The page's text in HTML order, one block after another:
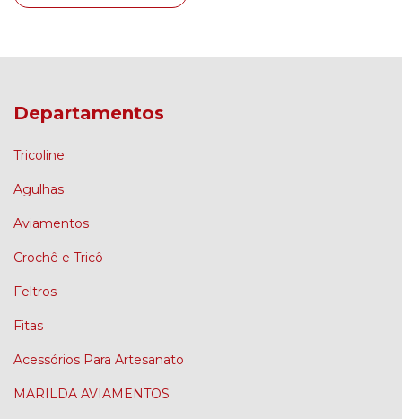
Departamentos
Tricoline
Agulhas
Aviamentos
Crochê e Tricô
Feltros
Fitas
Acessórios Para Artesanato
MARILDA AVIAMENTOS